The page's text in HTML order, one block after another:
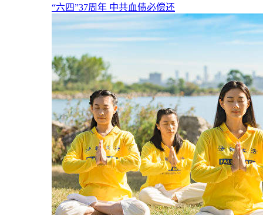
“六四”37周年 中共血债必偿还